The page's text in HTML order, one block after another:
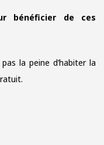
bénéficier de ces
la peine d’habiter la